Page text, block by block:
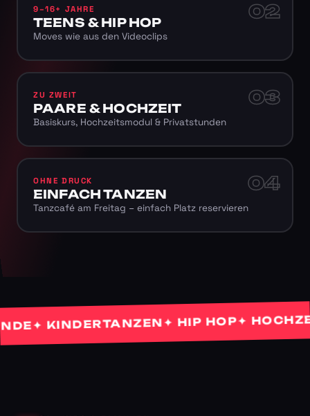
02
9–16+ JAHRE
TEENS & HIP HOP
Moves wie aus den Videoclips
03
ZU ZWEIT
PAARE & HOCHZEIT
Basiskurs, Hochzeitsmodul & Privatstunden
04
OHNE DRUCK
EINFACH TANZEN
Tanzcafé am Freitag – einfach Platz reservieren
✦ KINDERTANZEN✦ HIP HOP✦